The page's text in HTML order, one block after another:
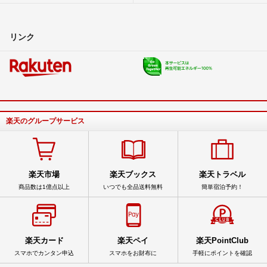
リンク
楽天のグループサービス
楽天市場
商品数は1億点以上
楽天ブックス
いつでも全品送料無料
楽天トラベル
簡単宿泊予約！
楽天カード
スマホでカンタン申込
楽天ペイ
スマホをお財布に
楽天PointClub
手軽にポイントを確認